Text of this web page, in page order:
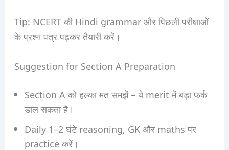
Tip: NCERT की Hindi grammar और पिछली परीक्षाओं
के प्रश्न पत्र पढ़कर तैयारी करें।
Suggestion for Section A Preparation
Section A को हल्का मत समझें – ये merit में बड़ा फर्क
डाल सकता है।
Daily 1–2 घंटे reasoning, GK और maths पर
practice करें।